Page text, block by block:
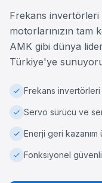
Frekans
motorlarınızın tam
AMK gibi dünya
Türkiye'ye
Frekans invertörleri
Servo sürücü ve
Enerji geri kazanım
Fonksiyonel